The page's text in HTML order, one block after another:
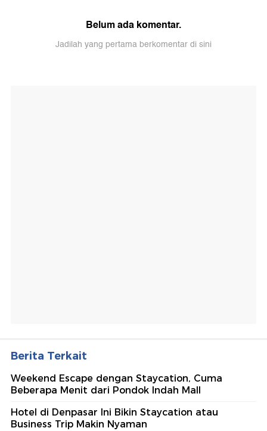
Belum ada komentar.
Jadilah yang pertama berkomentar di sini
Berita Terkait
Weekend Escape dengan Staycation, Cuma
Beberapa Menit dari Pondok Indah Mall
Hotel di Denpasar Ini Bikin Staycation atau
Business Trip Makin Nyaman